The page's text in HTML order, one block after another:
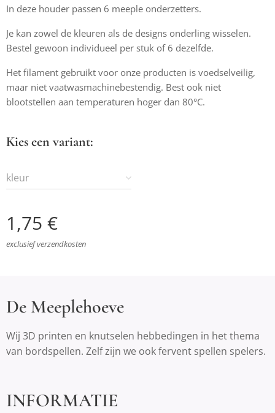
In deze houder passen 6 meeple onderzetters.
Je kan zowel de kleuren als de designs onderling wisselen.
Bestel gewoon individueel per stuk of 6 dezelfde.
Het filament gebruikt voor onze producten is voedselveilig,
maar niet vaatwasmachinebestendig. Best ook niet
blootstellen aan temperaturen hoger dan 80°C.
Kies een variant:
kleur
1,75 €
exclusief verzendkosten
De Meeplehoeve
Wij 3D printen en knutselen hebbedingen in het thema
van bordspellen. Zelf zijn we ook fervent spellen spelers.
INFORMATIE